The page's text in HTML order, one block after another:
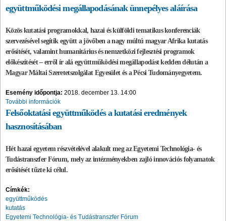
együttműködési megállapodásának ünnepélyes aláírása
Közös kutatási programokkal, hazai és külföldi tematikus konferenciák
szervezésével segítik együtt a jövőben a nagy múltú magyar Afrika kutatás
erősítését, valamint humanitárius és nemzetközi fejlesztési programok
előkészítését – erről ír alá együttműködési megállapodást kedden délután a
Magyar Máltai Szeretetszolgálat Egyesület és a Pécsi Tudományegyetem.
Esemény időpontja: 2018. december 13. 14:00
További információk
Felsőoktatási együttműködés a kutatási eredmények
hasznosításában
Hét hazai egyetem részvételével alakult meg az Egyetemi Technológia- és
Tudástranszfer Fórum, mely az intézményekben zajló innovációs folyamatok
erősítését tűzte ki célul.
Címkék:
együttműködés
kutatás
Egyetemi Technológia- és Tudástranszfer Fórum